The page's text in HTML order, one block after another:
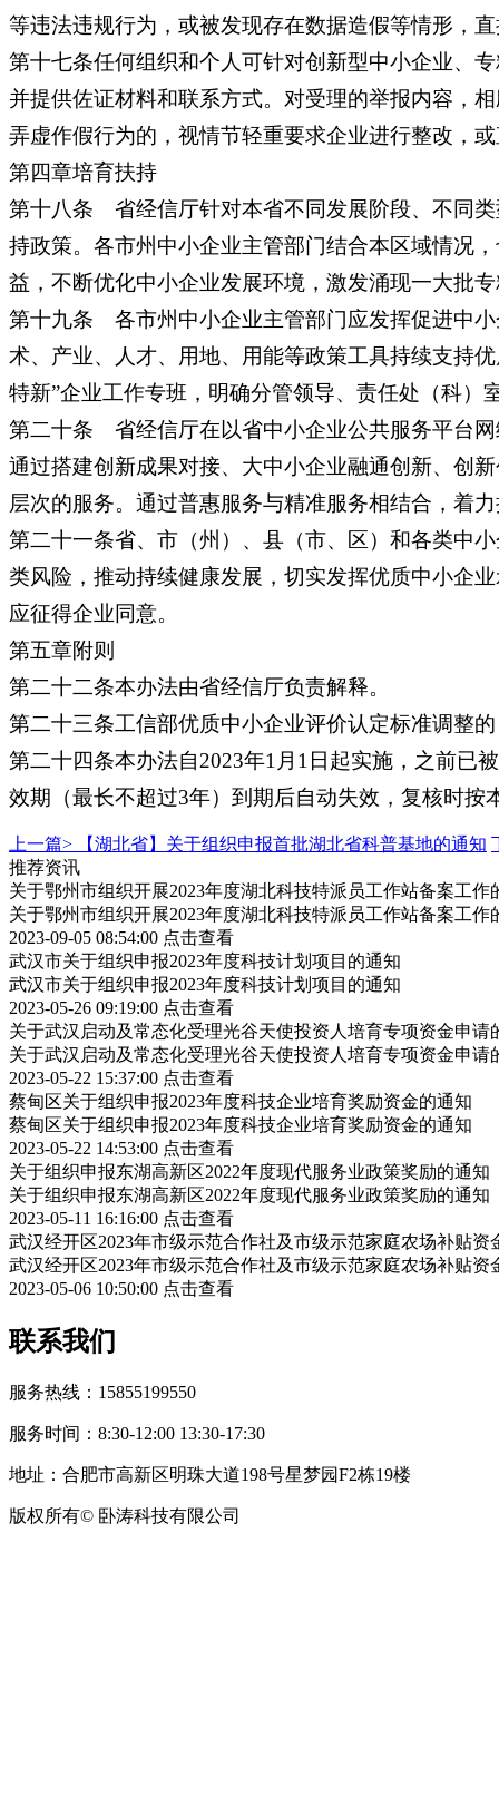
等违法违规行为，或被发现存在数据造假等情形，
第十七条任何组织和个人可针对创新型中小企业、
并提供佐证材料和联系方式。对受理的举报内容，
弄虚作假行为的，视情节轻重要求企业进行整改，
第四章培育扶持
第十八条 省经信厅针对本省不同发展阶段、不同
持政策。各市州中小企业主管部门结合本区域情况
益，不断优化中小企业发展环境，激发涌现一大批
第十九条 各市州中小企业主管部门应发挥促进中
术、产业、人才、用地、用能等政策工具持续支持
特新”企业工作专班，明确分管领导、责任处（科）
第二十条 省经信厅在以省中小企业公共服务平台
通过搭建创新成果对接、大中小企业融通创新、创
层次的服务。通过普惠服务与精准服务相结合，着
第二十一条省、市（州）、县（市、区）和各类中
类风险，推动持续健康发展，切实发挥优质中小企
应征得企业同意。
第五章附则
第二十二条本办法由省经信厅负责解释。
第二十三条工信部优质中小企业评价认定标准调整
第二十四条本办法自2023年1月1日起实施，之前已
效期（最长不超过3年）到期后自动失效，复核时按
上一篇> 【湖北省】关于组织申报首批湖北省科普基地的通知
推荐资讯
关于鄂州市组织开展2023年度湖北科技特派员工作站备案工作
关于鄂州市组织开展2023年度湖北科技特派员工作站备案工作
2023-09-05 08:54:00 点击查看
武汉市关于组织申报2023年度科技计划项目的通知
武汉市关于组织申报2023年度科技计划项目的通知
2023-05-26 09:19:00 点击查看
关于武汉启动及常态化受理光谷天使投资人培育专项资金申请
关于武汉启动及常态化受理光谷天使投资人培育专项资金申请
2023-05-22 15:37:00 点击查看
蔡甸区关于组织申报2023年度科技企业培育奖励资金的通知
蔡甸区关于组织申报2023年度科技企业培育奖励资金的通知
2023-05-22 14:53:00 点击查看
关于组织申报东湖高新区2022年度现代服务业政策奖励的通知
关于组织申报东湖高新区2022年度现代服务业政策奖励的通知
2023-05-11 16:16:00 点击查看
武汉经开区2023年市级示范合作社及市级示范家庭农场补贴资
武汉经开区2023年市级示范合作社及市级示范家庭农场补贴资
2023-05-06 10:50:00 点击查看
联系我们
服务热线：15855199550
服务时间：8:30-12:00 13:30-17:30
地址：合肥市高新区明珠大道198号星梦园F2栋19楼
版权所有© 卧涛科技有限公司